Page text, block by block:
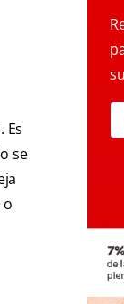
Es
se
o